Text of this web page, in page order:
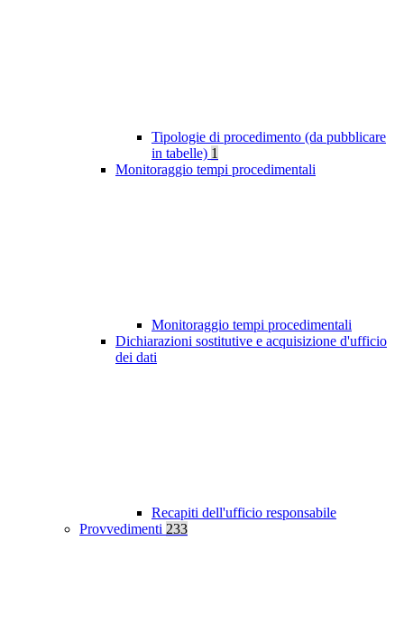
Tipologie di procedimento (da pubblicare
in tabelle) 1
Monitoraggio tempi procedimentali
Monitoraggio tempi procedimentali
Dichiarazioni sostitutive e acquisizione d'ufficio
dei dati
Recapiti dell'ufficio responsabile
Provvedimenti 233